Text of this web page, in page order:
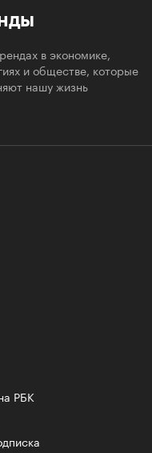
в экономике,
и обществе, которые
нашу жизнь
РБК